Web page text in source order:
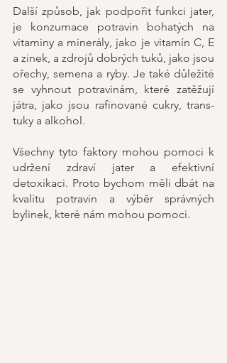
Další způsob, jak podpořit funkci jater,
je konzumace potravin bohatých na
vitaminy a minerály, jako je vitamín C, E
a zinek, a zdrojů dobrých tuků, jako jsou
ořechy, semena a ryby. Je také důležité
se vyhnout potravinám, které zatěžují
játra, jako jsou rafinované cukry, trans-
tuky a alkohol.
Všechny tyto faktory mohou pomoci k
udržení zdraví jater a efektivní
detoxikaci. Proto bychom měli dbát na
kvalitu potravin a výběr správných
bylinek, které nám mohou pomoci.